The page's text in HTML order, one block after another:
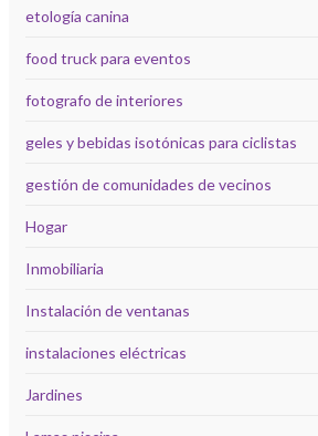
etología canina
food truck para eventos
fotografo de interiores
geles y bebidas isotónicas para ciclistas
gestión de comunidades de vecinos
Hogar
Inmobiliaria
Instalación de ventanas
instalaciones eléctricas
Jardines